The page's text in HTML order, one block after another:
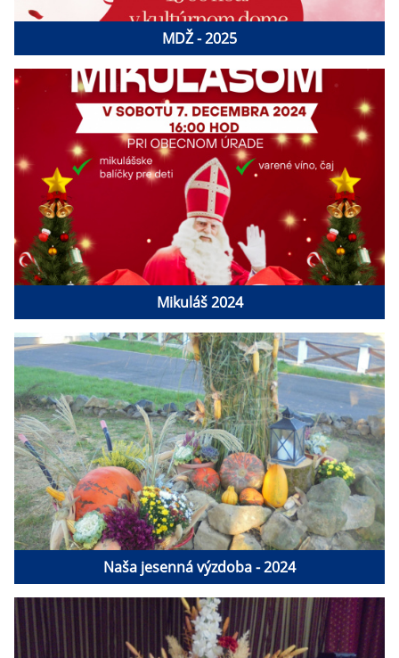
MDŽ - 2025
Mikuláš 2024
Naša jesenná výzdoba - 2024